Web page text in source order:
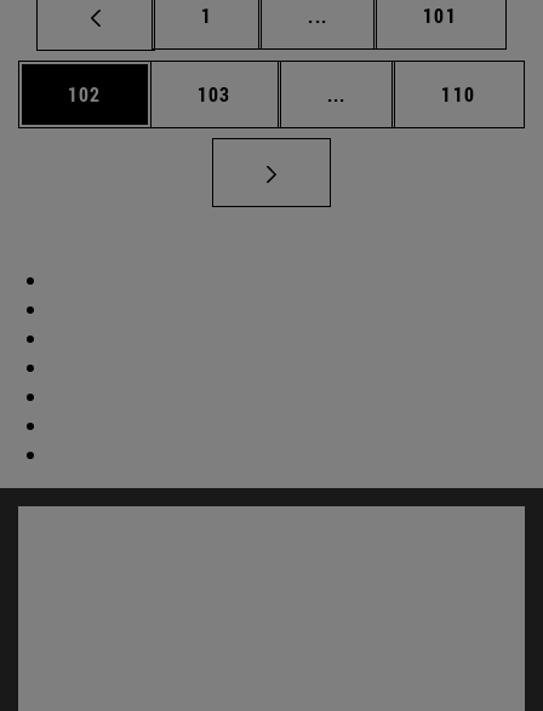
Página
1 ... Páginas intermedias
Página
101
Página
102 Página
103 ... Páginas intermedias
Página
110